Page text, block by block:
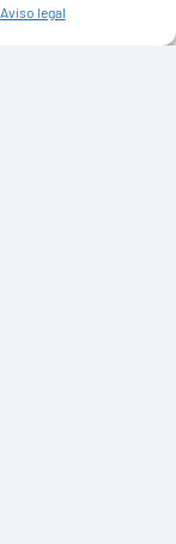
Aviso legal